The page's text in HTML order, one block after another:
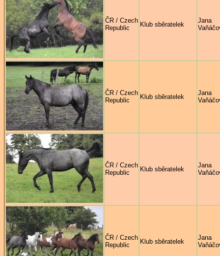
ČR / Czech
Republic
Klub sběratelek
Jana
ČR / Czech
Republic
Klub sběratelek
Jana
ČR / Czech
Republic
Klub sběratelek
Jana
ČR / Czech
Republic
Klub sběratelek
Jana